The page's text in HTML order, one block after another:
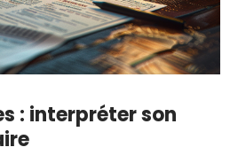
: interpréter son